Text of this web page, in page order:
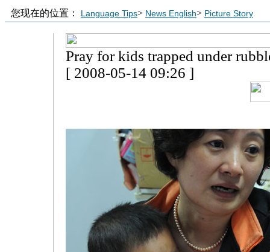
您现在的位置： Language Tips> News English> Picture Story
Pray for kids trapped under
[ 2008-05-14 09:26 ]